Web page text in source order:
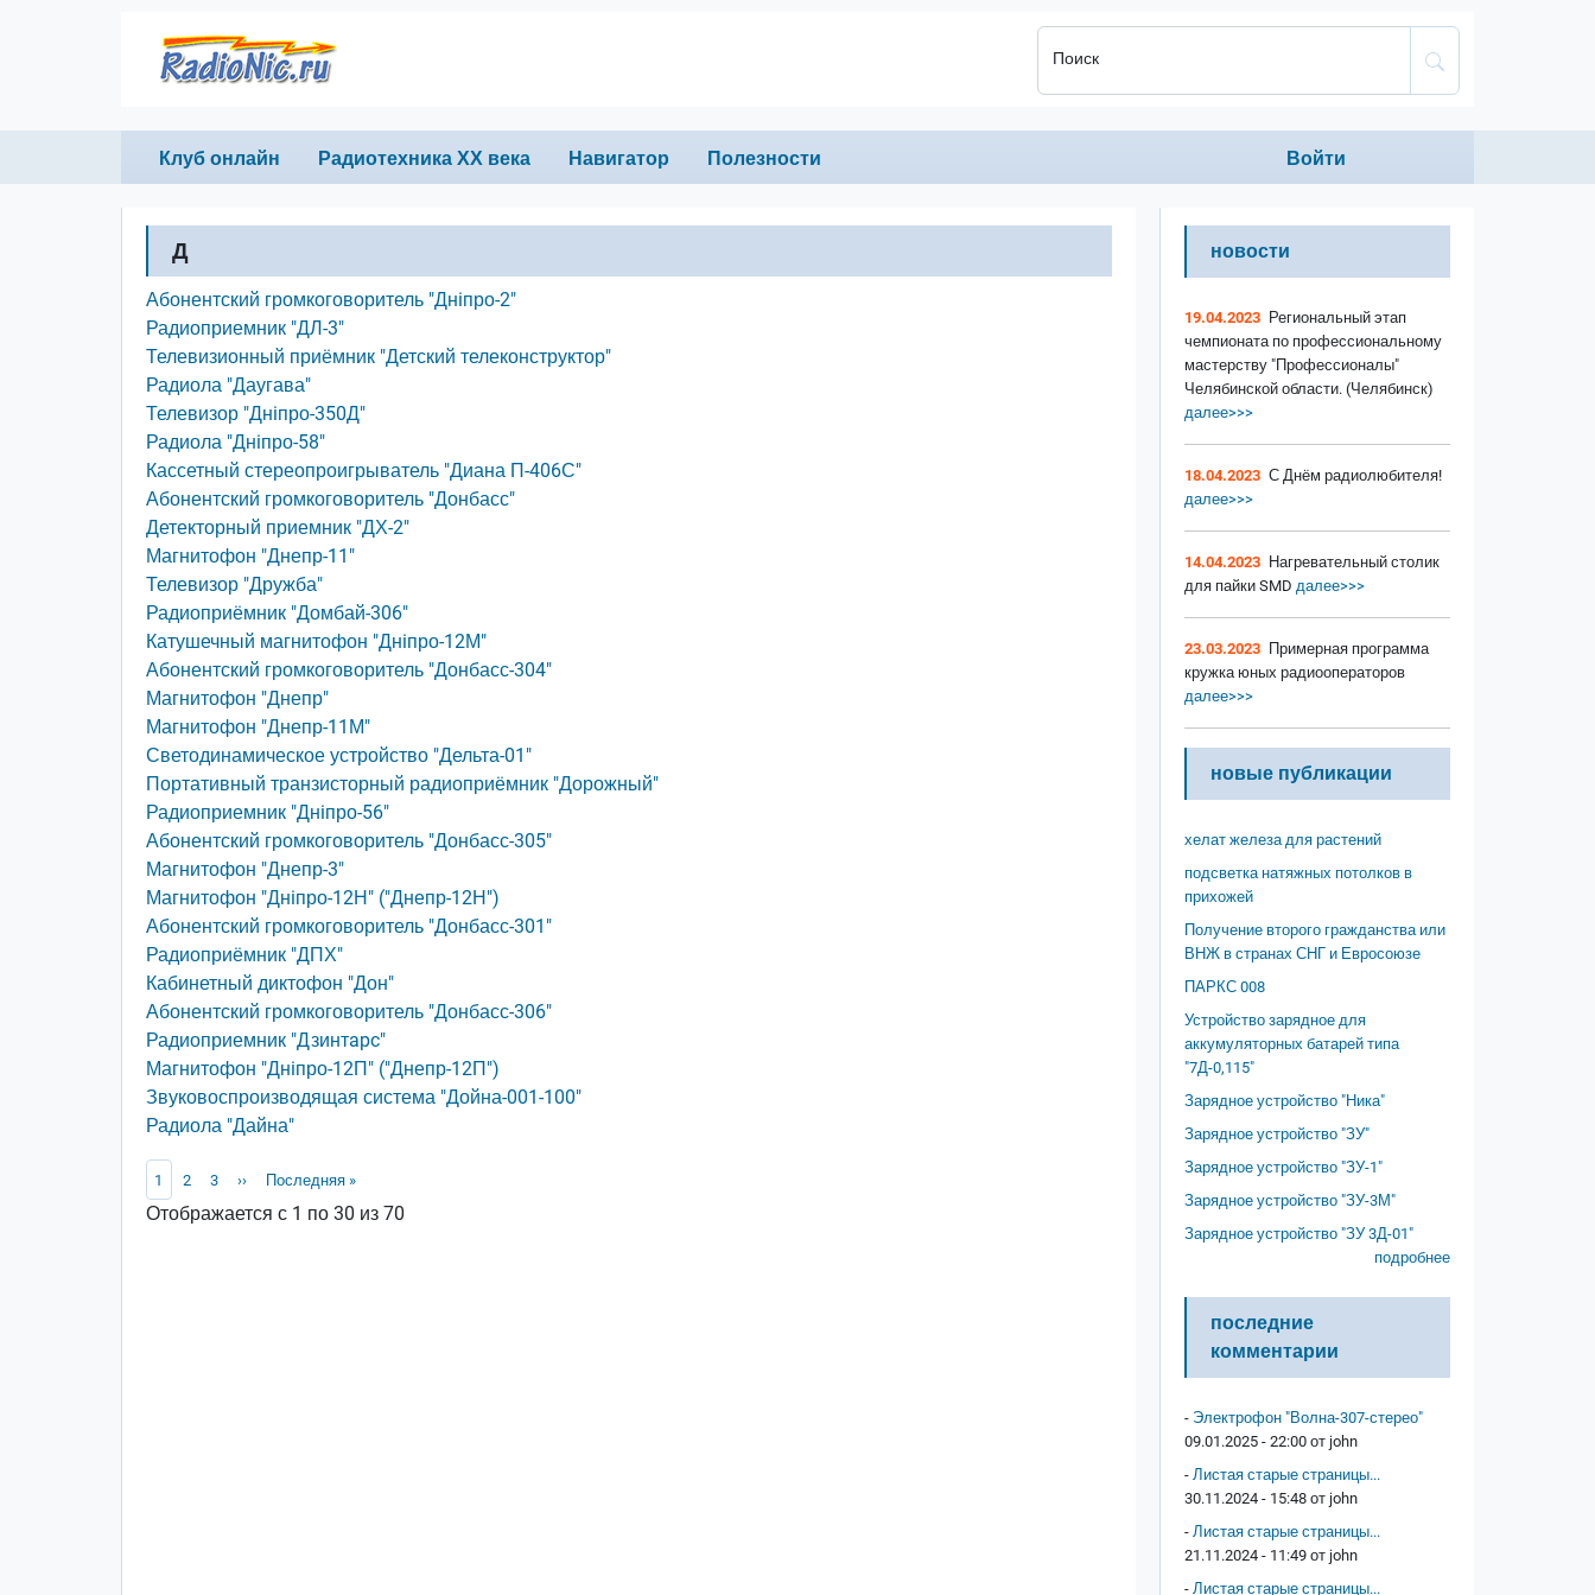
Поиск
Primary links
Клуб онлайн Радиотехника ХХ века Навигатор Полезности
Anonumous menu
Войти
Д
Абонентский громкоговоритель "Днiпро-2"
Радиоприемник "ДЛ-3"
Телевизионный приёмник "Детский телеконструктор"
Радиола "Даугава"
Телевизор "Днiпро-350Д"
Радиола "Днiпро-58"
Кассетный стереопроигрыватель "Диана П-406С"
Абонентский громкоговоритель "Донбасс"
Детекторный приемник "ДХ-2"
Магнитофон "Днепр-11"
Телевизор "Дружба"
Радиоприёмник "Домбай-306"
Катушечный магнитофон "Днiпро-12М"
Абонентский громкоговоритель "Донбасс-304"
Магнитофон "Днепр"
Магнитофон "Днепр-11М"
Светодинамическое устройство "Дельта-01"
Портативный транзисторный радиоприёмник "Дорожный"
Радиоприемник "Днiпро-56"
Абонентский громкоговоритель "Донбасс-305"
Магнитофон "Днепр-3"
Магнитофон "Днiпро-12Н" ("Днепр-12Н")
Абонентский громкоговоритель "Донбасс-301"
Радиоприёмник "ДПХ"
Кабинетный диктофон "Дон"
Абонентский громкоговоритель "Донбасс-306"
Радиоприемник "Дзинтapc"
Магнитофон "Днiпро-12П" ("Днепр-12П")
Звуковоспроизводящая система "Дойна-001-100"
Радиола "Дайна"
Нумерация страниц
Текущая страница
1 Page
2 Page
3 Следующая страница
›› Последняя страница
Последняя »
Отображается с 1 по 30 из 70
новости
19.04.2023 Региональный этап
чемпионата по профессиональному
мастерству "Профессионалы"
Челябинской области. (Челябинск)
далее>>>
18.04.2023 С Днём радиолюбителя!
далее>>>
14.04.2023 Нагревательный столик
для пайки SMD далее>>>
23.03.2023 Примерная программа
кружка юных радиооператоров
далее>>>
новые публикации
хелат железа для растений
подсветка натяжных потолков в
прихожей
Получение второго гражданства или
ВНЖ в странах СНГ и Евросоюзе
ПАРКС 008
Устройство зарядное для
аккумуляторных батарей типа
"7Д-0,115"
Зарядное устройство "Ника"
Зарядное устройство "ЗУ"
Зарядное устройство "ЗУ-1"
Зарядное устройство "ЗУ-3М"
Зарядное устройство "ЗУ 3Д-01"
подробнее
последние
комментарии
- Электрофон "Волна-307-стерео"
09.01.2025 - 22:00 от john
- Листая старые страницы...
30.11.2024 - 15:48 от john
- Листая старые страницы...
21.11.2024 - 11:49 от john
- Листая старые страницы...